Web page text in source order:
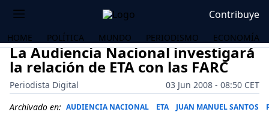
Contribuye
HOME POLÍTICA MUNDO PERIODISMO ECONOMÍA
La Audiencia Nacional investigará
la relación de ETA con las FARC
Periodista Digital
03 Jun 2008 - 08:50 CET
Archivado en: AUDIENCIA NACIONAL ETA JUAN MANUEL SANTOS